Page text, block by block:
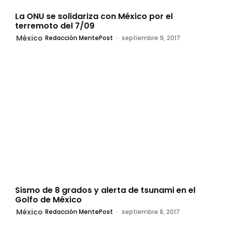
La ONU se solidariza con México por el
terremoto del 7/09
México Redacción MentePost - septiembre 9, 2017
Sismo de 8 grados y alerta de tsunami en el
Golfo de México
México Redacción MentePost - septiembre 8, 2017